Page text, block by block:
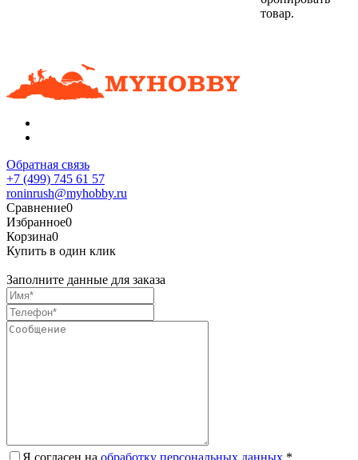
товар.
Обратная связь
+7 (499) 745 61 57
roninrush@myhobby.ru
Сравнение0
Избранное0
Корзина0
Купить в один клик
Заполните данные для заказа